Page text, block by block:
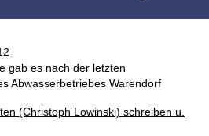
gab es nach der letzten
Abwasserbetriebes Warendorf
(Christoph Lowinski) schreiben u.